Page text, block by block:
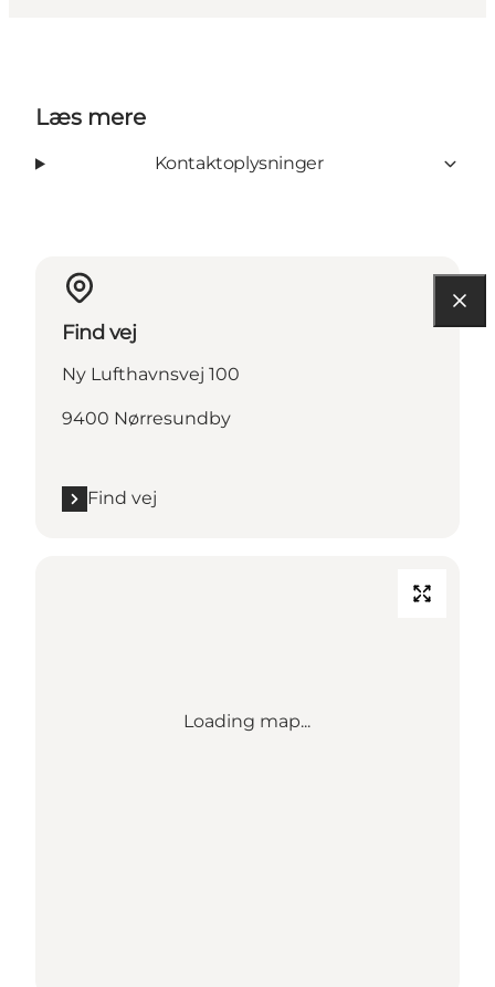
Læs mere
Kontaktoplysninger
Find vej
Ny Lufthavnsvej 100
9400 Nørresundby
Find vej
Loading map...